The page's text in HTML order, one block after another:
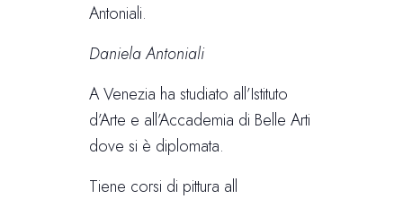
Antoniali.
Daniela Antoniali
A Venezia ha studiato all’Istituto
d’Arte e all’Accademia di Belle Arti
dove si è diplomata.
Tiene corsi di pittura all